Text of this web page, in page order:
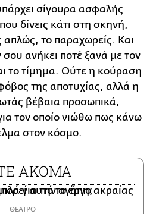
σίγουρα ασφαλής
δίνεις κάτι στη σκηνή,
απλώς, το παραχωρείς. Και
ανήκει ποτέ ξανά με τον
το τίμημα. Ούτε η κούραση
της αποτυχίας, αλλά η
βέβαια προσωπικά,
τον οποίο νιώθω πως κάνω
στον κόσμο.
ΑΚΟΜΑ
ΘΕΑΤΡΟ